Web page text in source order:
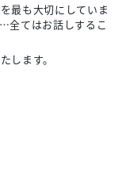
最も大切にしていま
全てはお話しするこ
します。